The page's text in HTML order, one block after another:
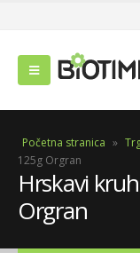
Početna stranica »
125g Orgran
Hrskavi
Orgran